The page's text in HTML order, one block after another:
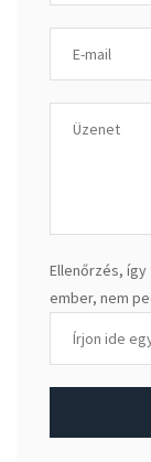
Ellenőrzés,
ember, nem